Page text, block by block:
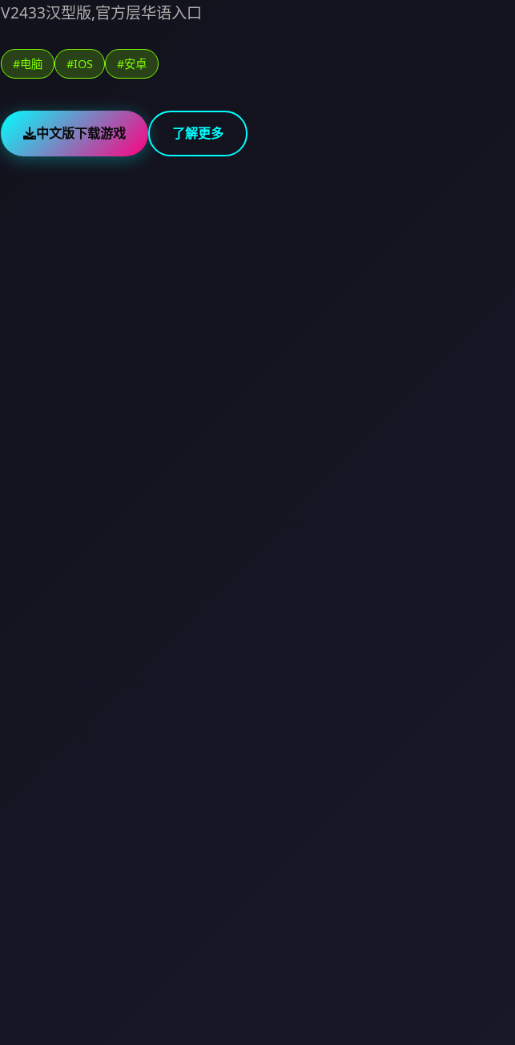
V2433汉型版,官方层华语入口
#电脑 #IOS #安卓
中文版下载游戏 了解更多